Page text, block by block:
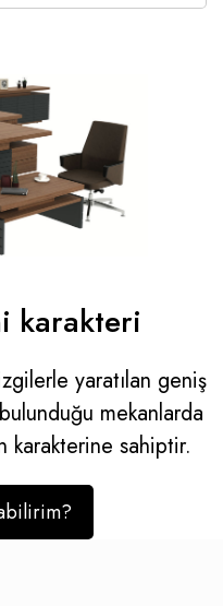
karakteri
yaratılan geniş
mekanlarda
karakterine sahiptir.